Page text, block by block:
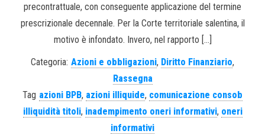
precontrattuale, con conseguente applicazione del termine
prescrizionale decennale. Per la Corte territoriale salentina, il
motivo è infondato. Invero, nel rapporto […]
Categoria: Azioni e obbligazioni, Diritto Finanziario,
Rassegna
Tag azioni BPB, azioni illiquide, comunicazione consob
illiquidità titoli, inadempimento oneri informativi, oneri
informativi